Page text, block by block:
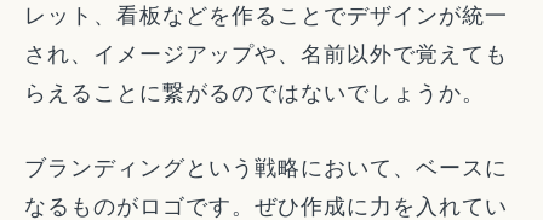
レット、看板などを作ることでデザインが統一
され、イメージアップや、名前以外で覚えても
らえることに繋がるのではないでしょうか。
ブランディングという戦略において、ベースに
なるものがロゴです。ぜひ作成に力を入れてい